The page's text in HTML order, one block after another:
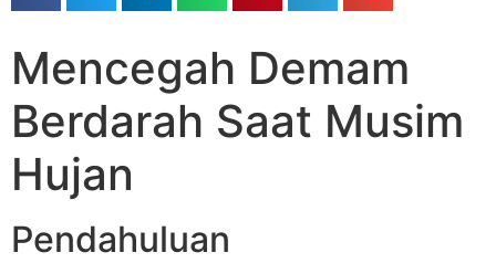
Mencegah Demam
Berdarah Saat Musim
Hujan
Pendahuluan